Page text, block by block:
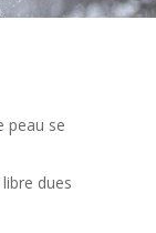
peau se
dues